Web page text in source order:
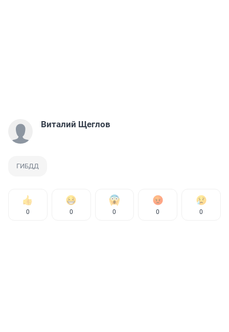
Виталий Щеглов
ГИБДД
0 0 0 0 0